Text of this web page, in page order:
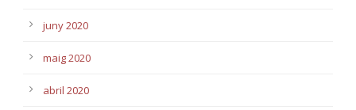
juny 2020
maig 2020
abril 2020